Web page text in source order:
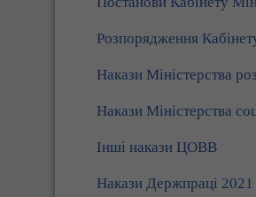
Розпорядження
Накази Міністерства
Накази Міністерства
Інші накази ЦОВВ
Накази Держпраці 2021